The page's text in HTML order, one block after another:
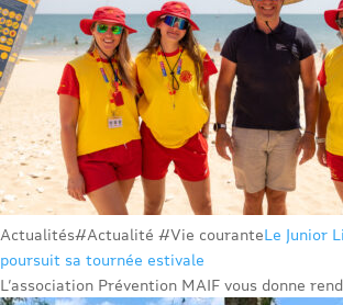
Actualités#Actualité #Vie couranteLe Junior
poursuit sa tournée estivale
L’association Prévention MAIF vous donne